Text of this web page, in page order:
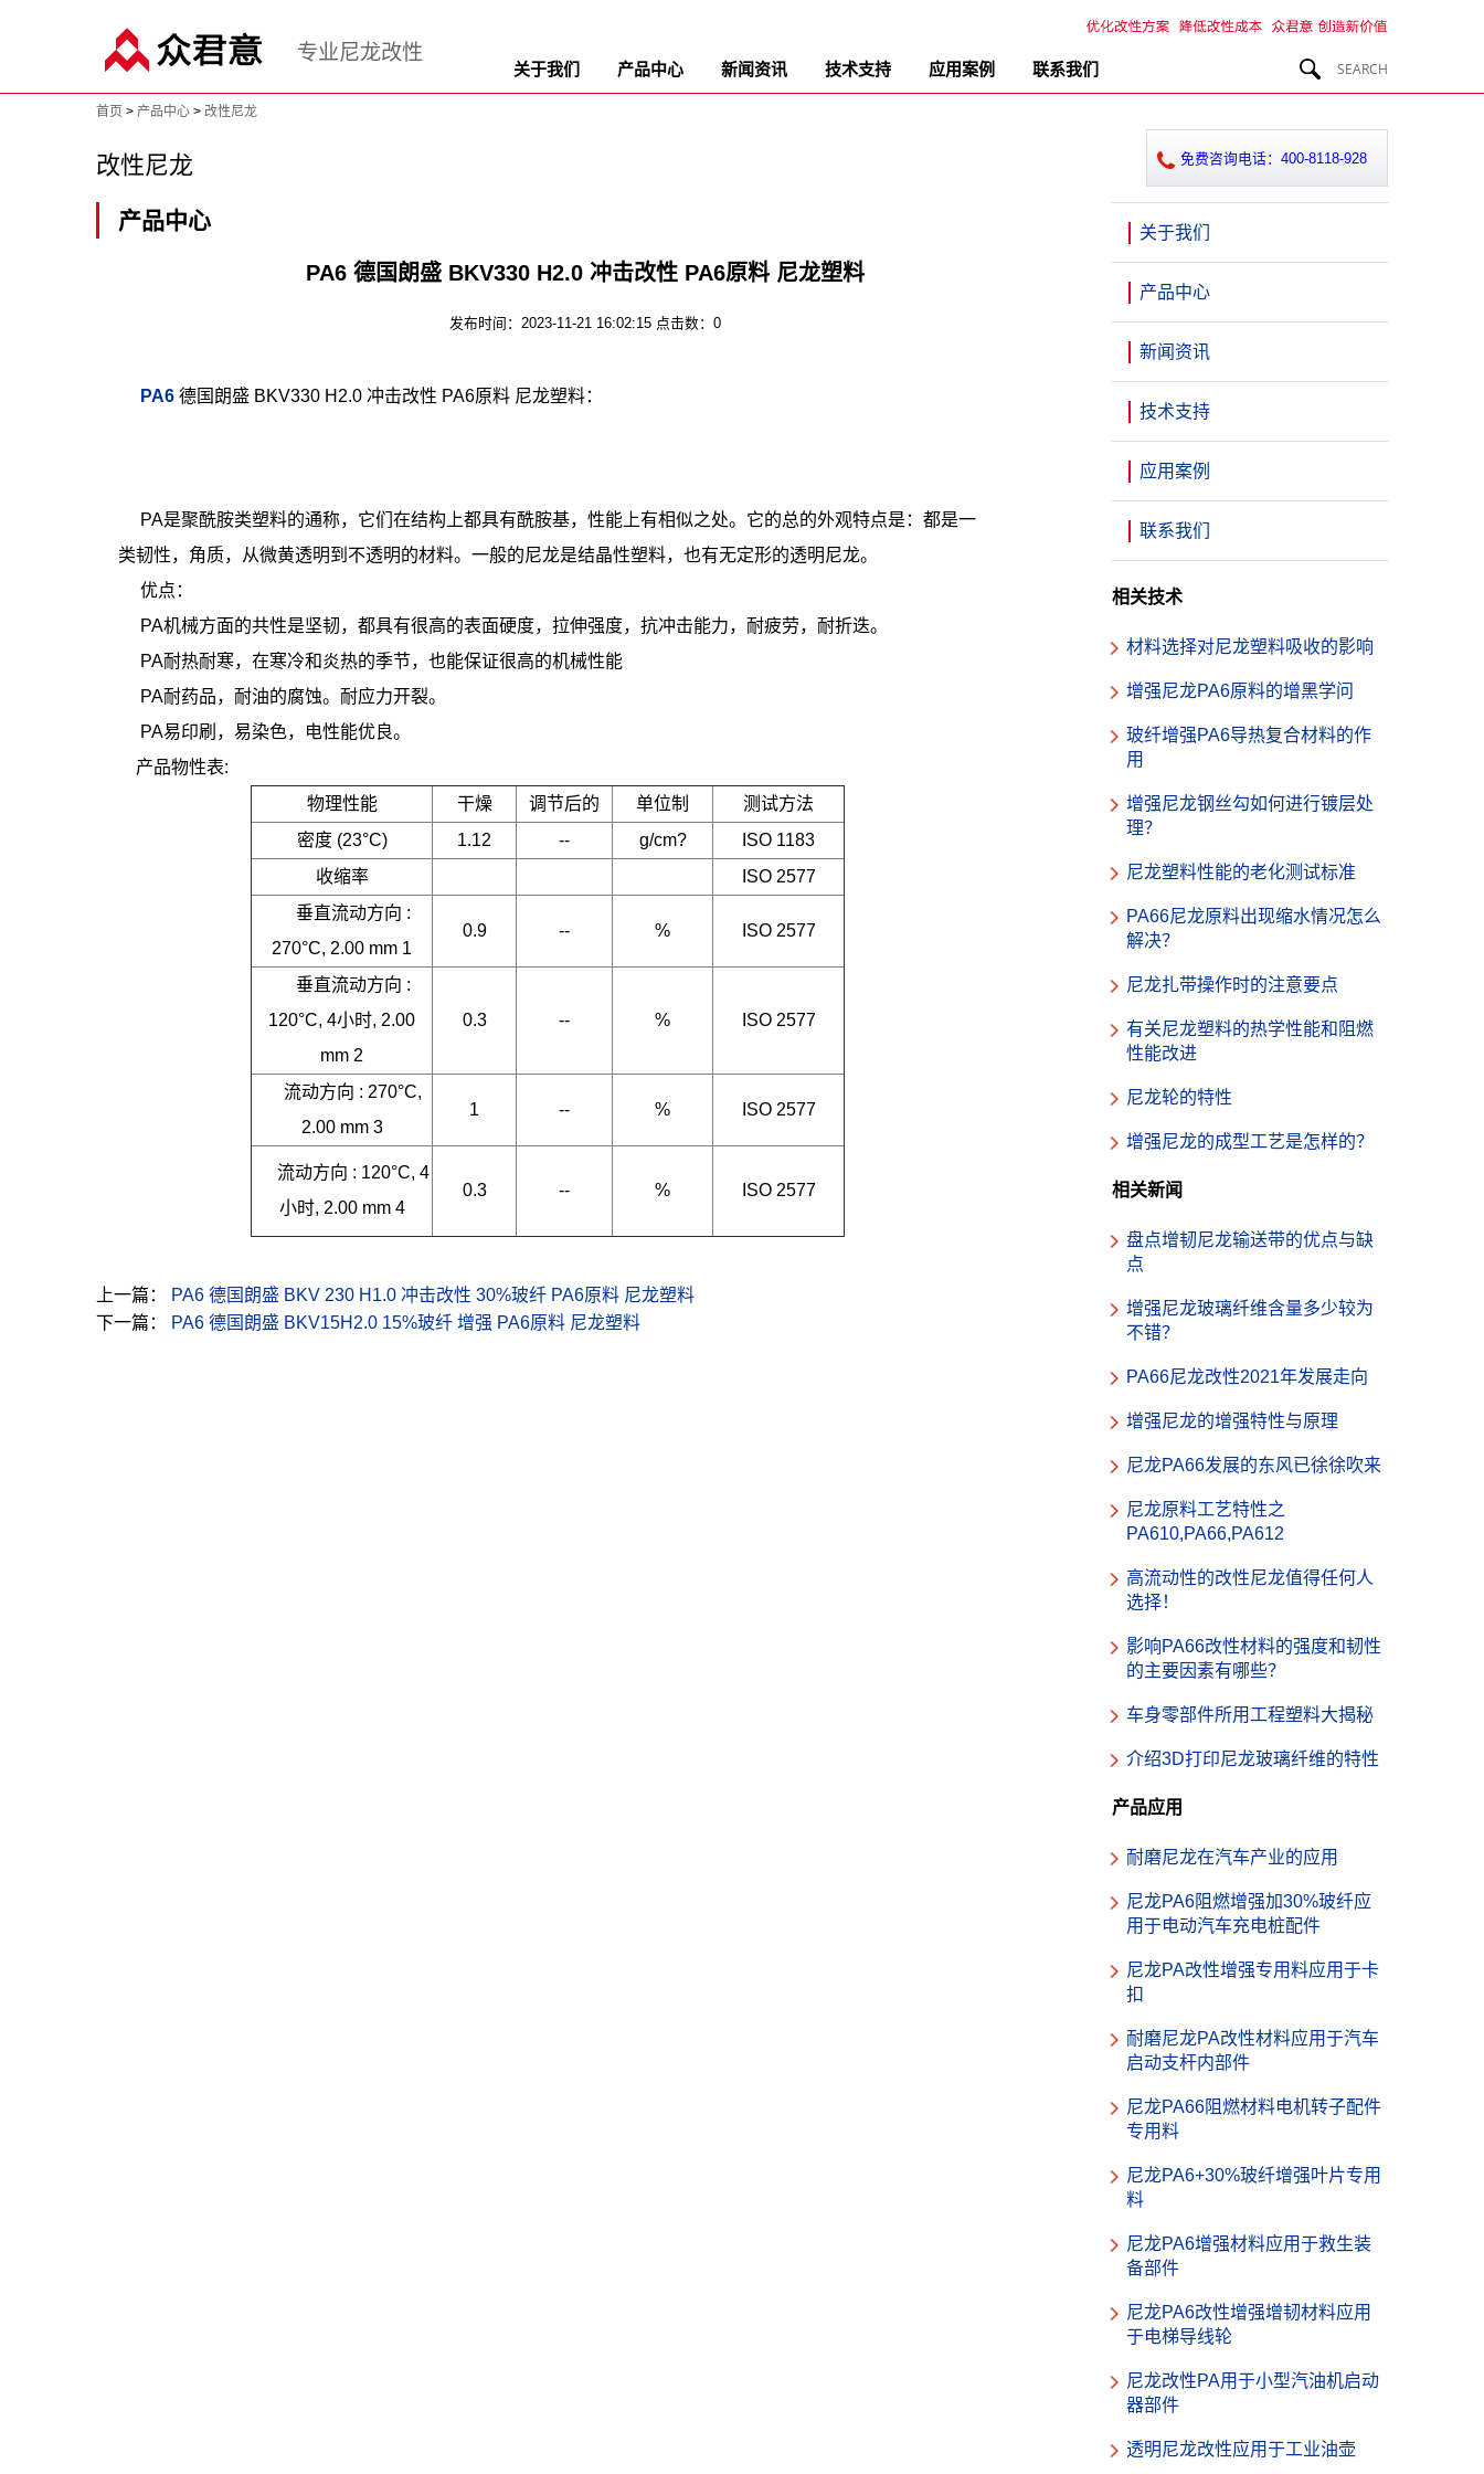
专业尼龙改性
关于我们 产品中心 新闻资讯 技术支持 应用案例 联系我们
首页 > 产品中心 > 改性尼龙
改性尼龙 免费咨询电话：400-8118-928
产品中心
PA6 德国朗盛 BKV330 H2.0 冲击改性 PA6原料 尼龙塑料
发布时间：2023-11-21 16:02:15 点击数：0
PA6 德国朗盛 BKV330 H2.0 冲击改性 PA6原料 尼龙塑料：
PA是聚酰胺类塑料的通称，它们在结构上都具有酰胺基，性能上有相似之处。它的总的外观特点是：都是一
类韧性，角质，从微黄透明到不透明的材料。一般的尼龙是结晶性塑料，也有无定形的透明尼龙。
优点：
PA机械方面的共性是坚韧，都具有很高的表面硬度，拉伸强度，抗冲击能力，耐疲劳，耐折迭。
PA耐热耐寒，在寒冷和炎热的季节，也能保证很高的机械性能
PA耐药品，耐油的腐蚀。耐应力开裂。
PA易印刷，易染色，电性能优良。
产品物性表:
物理性能
干燥 调节后的 单位制
测试方法
密度 (23°C)
1.12 -- g/cm?
ISO 1183
收缩率
ISO 2577
垂直流动方向 :
270°C, 2.00 mm 1
0.9 -- % ISO 2577
垂直流动方向 :
120°C, 4小时, 2.00
mm 2
0.3 -- % ISO 2577
流动方向 : 270°C,
2.00 mm 3
1 -- % ISO 2577
流动方向 : 120°C, 4
小时, 2.00 mm 4
0.3 -- % ISO 2577
上一篇：
PA6 德国朗盛 BKV 230 H1.0 冲击改性 30%玻纤 PA6原料 尼龙塑料
下一篇：
PA6 德国朗盛 BKV15H2.0 15%玻纤 增强 PA6原料 尼龙塑料
关于我们
产品中心
新闻资讯
技术支持
应用案例
联系我们
相关技术
材料选择对尼龙塑料吸收的影响
增强尼龙PA6原料的增黑学问
玻纤增强PA6导热复合材料的作
用
增强尼龙钢丝勾如何进行镀层处
理？
尼龙塑料性能的老化测试标准
PA66尼龙原料出现缩水情况怎么
解决？
尼龙扎带操作时的注意要点
有关尼龙塑料的热学性能和阻燃
性能改进
尼龙轮的特性
增强尼龙的成型工艺是怎样的？
相关新闻
盘点增韧尼龙输送带的优点与缺
点
增强尼龙玻璃纤维含量多少较为
不错？
PA66尼龙改性2021年发展走向
增强尼龙的增强特性与原理
尼龙PA66发展的东风已徐徐吹来
尼龙原料工艺特性之
PA610,PA66,PA612
高流动性的改性尼龙值得任何人
选择！
影响PA66改性材料的强度和韧性
的主要因素有哪些？
车身零部件所用工程塑料大揭秘
介绍3D打印尼龙玻璃纤维的特性
产品应用
耐磨尼龙在汽车产业的应用
尼龙PA6阻燃增强加30%玻纤应
用于电动汽车充电桩配件
尼龙PA改性增强专用料应用于卡
扣
耐磨尼龙PA改性材料应用于汽车
启动支杆内部件
尼龙PA66阻燃材料电机转子配件
专用料
尼龙PA6+30%玻纤增强叶片专用
料
尼龙PA6增强材料应用于救生装
备部件
尼龙PA6改性增强增韧材料应用
于电梯导线轮
尼龙改性PA用于小型汽油机启动
器部件
透明尼龙改性应用于工业油壶